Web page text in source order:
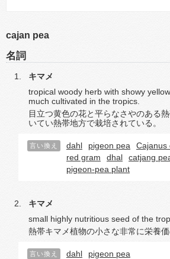
cajan pea
名詞
キマメ
tropical woody herb with showy
much cultivated in the tropics.
目立つ黄色の花と平らなさやのある
いてい熱帯地方で栽培されている。
言い換え dahl pigeon pea
Cajanus
red gram
dhal
catjang
pigeon-pea plant
キマメ
small highly nutritious seed of the
熱帯キマメ植物の小さな非常に栄養価
言い換え dahl pigeon pea